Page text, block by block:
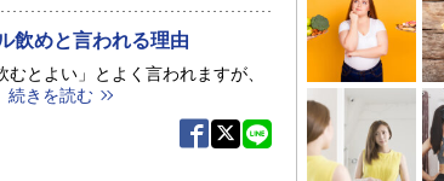
飲めと言われる理由
とよい」とよく言われますが、
続きを読む